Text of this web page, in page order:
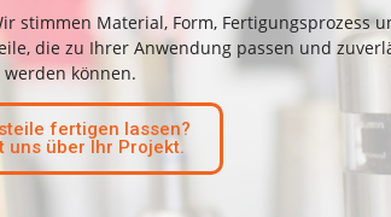
stimmen Material, Form, Fertigungsprozess
die zu Ihrer Anwendung passen und
können.
fertigen lassen?
uns über Ihr Projekt.